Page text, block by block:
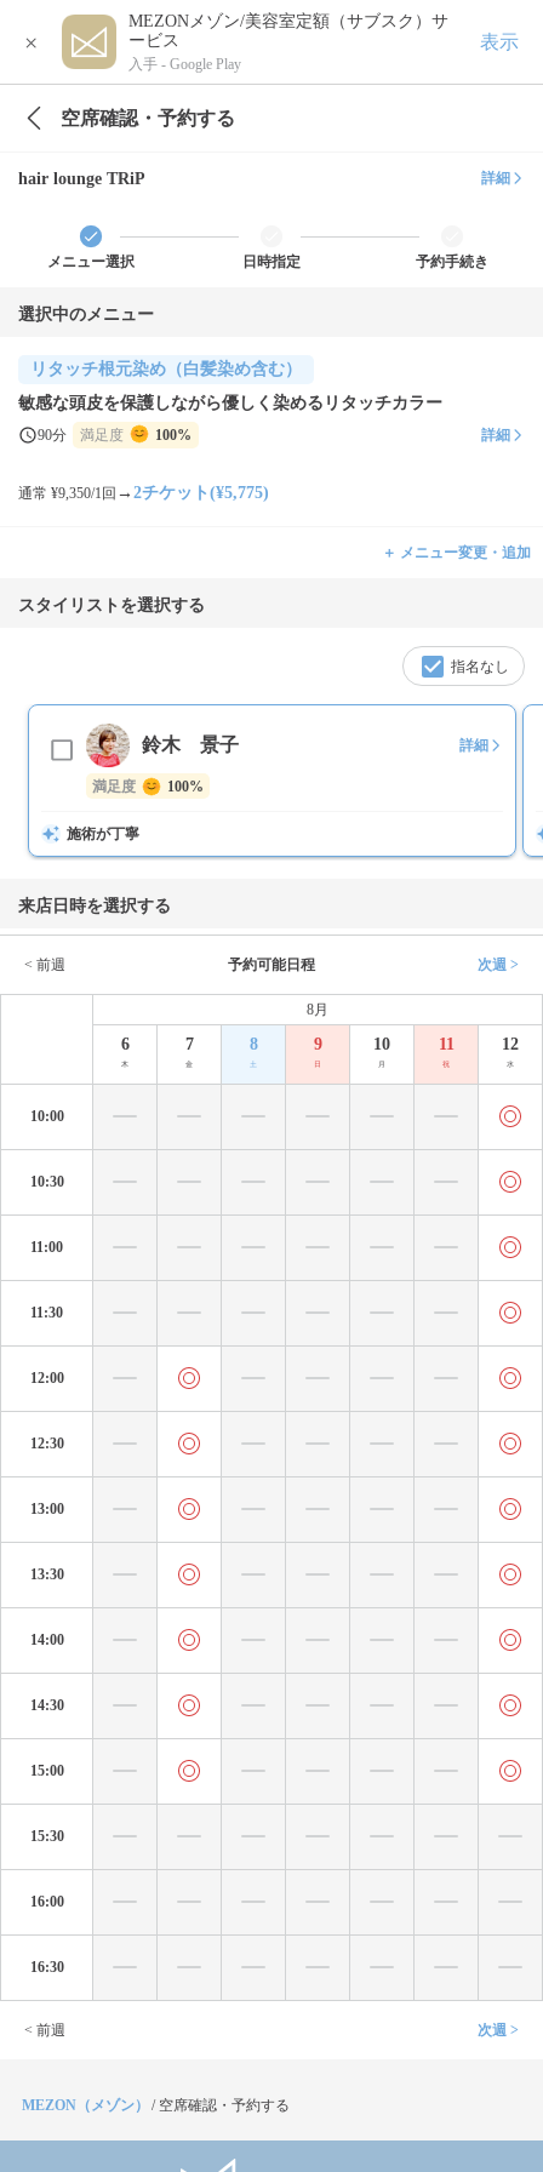
×
MEZONメゾン/美容室定額（サブスク）サ
ービス
入手 - Google Play
表示
空席確認・予約する
hair lounge TRiP 詳細
メニュー選択 日時指定 予約手続き
選択中のメニュー
リタッチ根元染め（白髪染め含む）
敏感な頭皮を保護しながら優しく染めるリタッチカラー
90分 満足度 100% 詳細
通常 ¥9,350/1回 → 2チケット(¥5,775)
＋ メニュー変更・追加
スタイリストを選択する
指名なし
鈴木 景子 詳細
満足度 100%
施術が丁寧
来店日時を選択する
< 前週 予約可能日程 次週 >
8月
6
木
7
金
8
土
9
日
10
月
11
祝
12
水
10:00
10:30
11:00
11:30
12:00
12:30
13:00
13:30
14:00
14:30
15:00
15:30
16:00
16:30
< 前週 次週 >
MEZON（メゾン） / 空席確認・予約する